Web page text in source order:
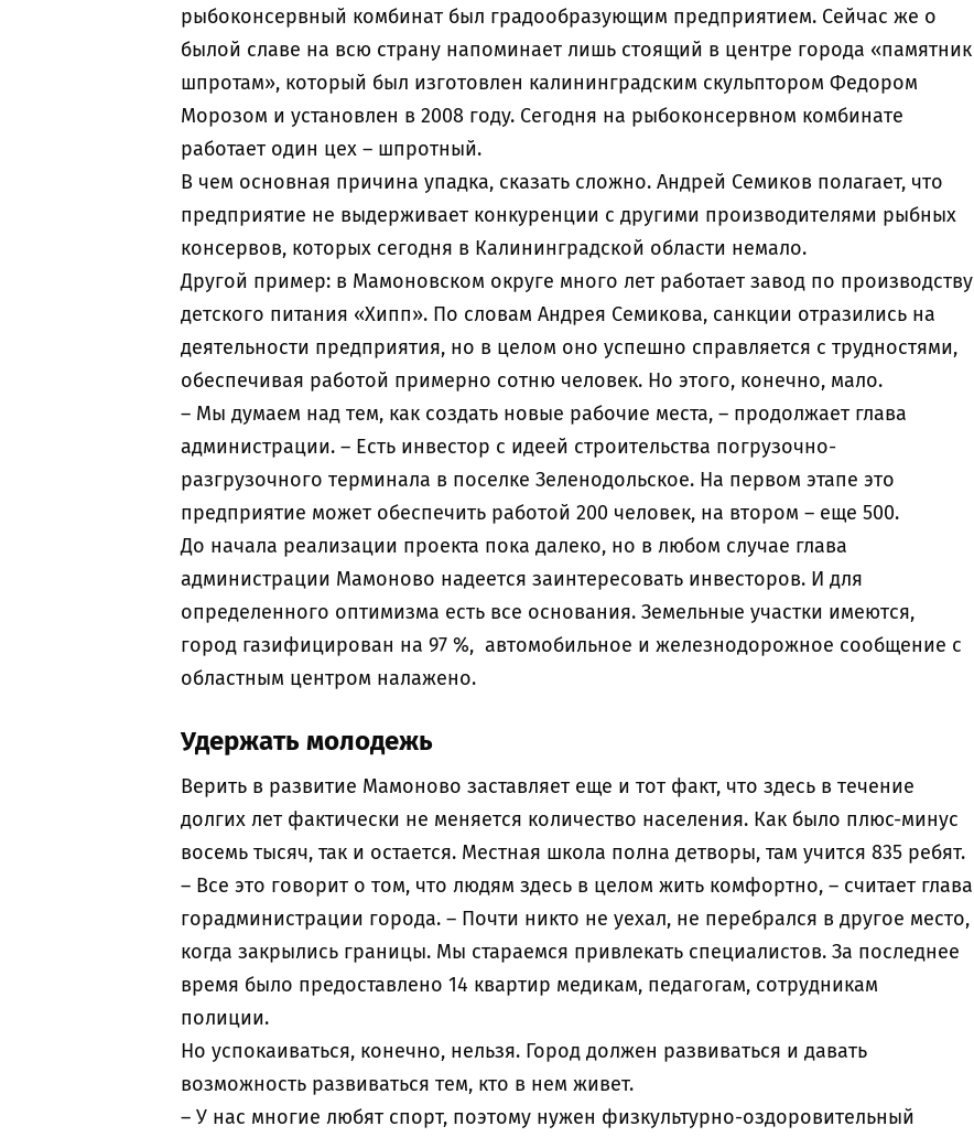
рыбоконсервный комбинат был градообразующим предприятием. Сейчас же о
былой славе на всю страну напоминает лишь стоящий в центре города «памятник
шпротам», который был изготовлен калининградским скульптором Федором
Морозом и установлен в 2008 году. Сегодня на рыбоконсервном комбинате
работает один цех – шпротный.
В чем основная причина упадка, сказать сложно. Андрей Семиков полагает, что
предприятие не выдерживает конкуренции с другими производителями рыбных
консервов, которых сегодня в Калининградской области немало.
Другой пример: в Мамоновском округе много лет работает завод по производству
детского питания «Хипп». По словам Андрея Семикова, санкции отразились на
деятельности предприятия, но в целом оно успешно справляется с трудностями,
обеспечивая работой примерно сотню человек. Но этого, конечно, мало.
– Мы думаем над тем, как создать новые рабочие места, – продолжает глава
администрации. – Есть инвестор с идеей строительства погрузочно-
разгрузочного терминала в поселке Зеленодольское. На первом этапе это
предприятие может обеспечить работой 200 человек, на втором – еще 500.
До начала реализации проекта пока далеко, но в любом случае глава
администрации Мамоново надеется заинтересовать инвесторов. И для
определенного оптимизма есть все основания. Земельные участки имеются,
город газифицирован на 97 %, автомобильное и железнодорожное сообщение с
областным центром налажено.
Удержать молодежь
Верить в развитие Мамоново заставляет еще и тот факт, что здесь в течение
долгих лет фактически не меняется количество населения. Как было плюс-минус
восемь тысяч, так и остается. Местная школа полна детворы, там учится 835 ребят.
– Все это говорит о том, что людям здесь в целом жить комфортно, – считает глава
горадминистрации города. – Почти никто не уехал, не перебрался в другое место,
когда закрылись границы. Мы стараемся привлекать специалистов. За последнее
время было предоставлено 14 квартир медикам, педагогам, сотрудникам
полиции.
Но успокаиваться, конечно, нельзя. Город должен развиваться и давать
возможность развиваться тем, кто в нем живет.
– У нас многие любят спорт, поэтому нужен физкультурно-оздоровительный